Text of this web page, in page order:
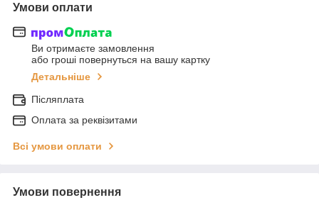
Умови оплати
Ви отримаєте замовлення
або гроші повернуться на вашу картку
Детальніше
Післяплата
Оплата за реквізитами
Всі умови оплати
Умови повернення